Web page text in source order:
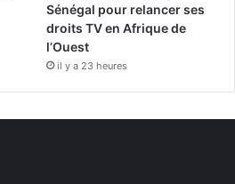
Sénégal pour relancer ses
droits TV en Afrique de
l’Ouest
il y a 23 heures